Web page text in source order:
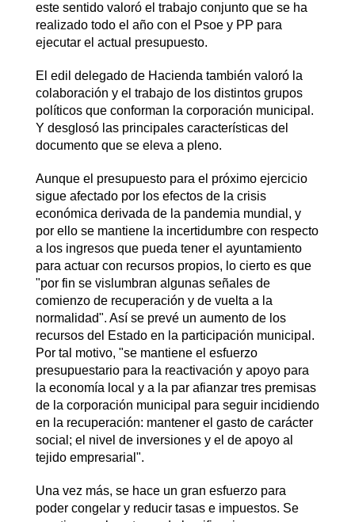
este sentido valoró el trabajo conjunto que se ha
realizado todo el año con el Psoe y PP para
ejecutar el actual presupuesto.
El edil delegado de Hacienda también valoró la
colaboración y el trabajo de los distintos grupos
políticos que conforman la corporación municipal.
Y desglosó las principales características del
documento que se eleva a pleno.
Aunque el presupuesto para el próximo ejercicio
sigue afectado por los efectos de la crisis
económica derivada de la pandemia mundial, y
por ello se mantiene la incertidumbre con respecto
a los ingresos que pueda tener el ayuntamiento
para actuar con recursos propios, lo cierto es que
"por fin se vislumbran algunas señales de
comienzo de recuperación y de vuelta a la
normalidad". Así se prevé un aumento de los
recursos del Estado en la participación municipal.
Por tal motivo, "se mantiene el esfuerzo
presupuestario para la reactivación y apoyo para
la economía local y a la par afianzar tres premisas
de la corporación municipal para seguir incidiendo
en la recuperación: mantener el gasto de carácter
social; el nivel de inversiones y el de apoyo al
tejido empresarial".
Una vez más, se hace un gran esfuerzo para
poder congelar y reducir tasas e impuestos. Se